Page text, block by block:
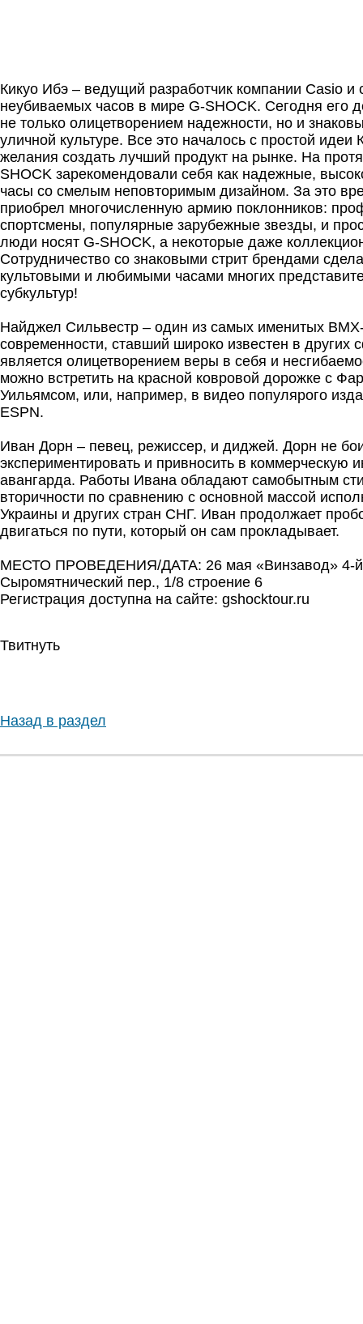
Кикуо Ибэ – ведущий разработчик компании Casio и
неубиваемых часов в мире G-SHOCK. Сегодня его
не только олицетворением надежности, но и
уличной культуре. Все это началось с простой идеи
желания создать лучший продукт на рынке. На
SHOCK зарекомендовали себя как надежные,
часы со смелым неповторимым дизайном. За это
приобрел многочисленную армию поклонников:
спортсмены, популярные зарубежные звезды, и
люди носят G-SHOCK, а некоторые даже
Сотрудничество со знаковыми стрит брендами
культовыми и любимыми часами многих
субкультур!
Найджел Сильвестр – один из самых именитых
современности, ставший широко известен в других
является олицетворением веры в себя и
можно встретить на красной ковровой дорожке с
Уильямсом, или, например, в видео популярого
ESPN.
Иван Дорн – певец, режиссер, и диджей. Дорн не
экспериментировать и привносить в коммерческую
авангарда. Работы Ивана обладают самобытным
вторичности по сравнению с основной массой
Украины и других стран СНГ. Иван продолжает
двигаться по пути, который он сам прокладывает.
МЕСТО ПРОВЕДЕНИЯ/ДАТА: 26 мая «Винзавод» 4-й
Сыромятнический пер., 1/8 строение 6
Регистрация доступна на сайте: gshocktour.ru
Твитнуть
Назад в раздел